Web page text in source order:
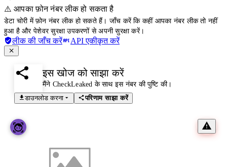
⚠️ आपका फ़ोन नंबर लीक हो सकता है
डेटा चोरी में फ़ोन नंबर लीक हो सकते हैं। जाँच करें कि कहीं आपका नंबर लीक तो नहीं
हुआ है और पेशेवर सुरक्षा उपकरणों से अपनी सुरक्षा करें।
लीक की जाँच करें API एकीकृत करें
इस खोज को साझा करें
मैंने CheckLeaked के साथ इस नंबर की पुष्टि की।
डाउनलोड करना
परिणाम साझा करें